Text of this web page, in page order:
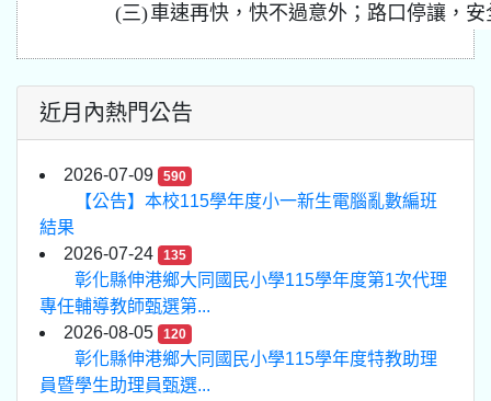
(三)車速再快，快不過意外；路口停讓，安
近月內熱門公告
2026-07-09 590
【公告】本校115學年度小一新生電腦亂數編班
結果
2026-07-24
135
彰化縣伸港鄉大同國民小學115學年度第1次代理
專任輔導教師甄選第...
2026-08-05
120
彰化縣伸港鄉大同國民小學115學年度特教助理
員暨學生助理員甄選...